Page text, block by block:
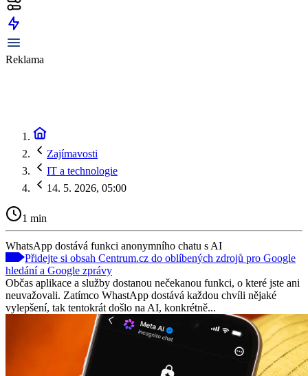
Reklama
Zajímavosti
IT a technologie
14. 5. 2026, 05:00
1 min
WhatsApp dostává funkci anonymního chatu s AI
Přidejte si obsah Centrum.cz do oblíbených zdrojů pro Google
hledání a Google zprávy
Občas aplikace a služby dostanou nečekanou funkci, o které jste ani
neuvažovali. Zatímco WhastApp dostává každou chvíli nějaké
vylepšení, tak tentokrát došlo na AI, konkrétně...